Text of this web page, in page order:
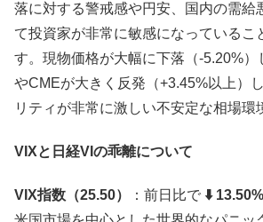
落に対する警戒感や円安、国内の需給
て投資家が非常に敏感になっているこ
す。現物価格が大幅に下落（-5.20%）
やCMEが大きく反発（+3.45%以上）
リティが非常に激しい不安定な相場環
VIXと日経VIの乖離について
VIX指数（25.50） ：前日比で ⬇️ 13.50%